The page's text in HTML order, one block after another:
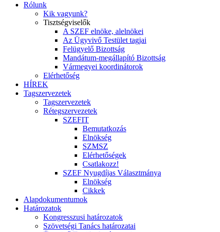
Rólunk
Kik vagyunk?
Tisztségviselők
A SZEF elnöke, alelnökei
Az Ügyvivő Testület tagjai
Felügyelő Bizottság
Mandátum-megállapító Bizottság
Vármegyei koordinátorok
Elérhetőség
HÍREK
Tagszervezetek
Tagszervezetek
Rétegszervezetek
SZEFIT
Bemutatkozás
Elnökség
SZMSZ
Elérhetőségek
Csatlakozz!
SZEF Nyugdíjas Választmánya
Elnökség
Cikkek
Alapdokumentumok
Határozatok
Kongresszusi határozatok
Szövetségi Tanács határozatai